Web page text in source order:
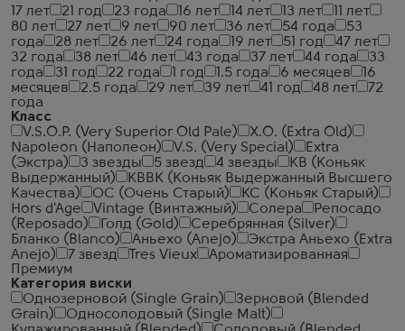
17 лет
21 год 23 года 16 лет 14 лет 13 лет
11 лет
80 лет
27 лет 9 лет 90 лет 36 лет 54 года
53
года
28 лет 26 лет 24 года 19 лет 51 год
47 лет
32 года
38 лет 46 лет 43 года 37 лет 44 года
33
года
31 год 22 года 1 год 1.5 года 6 месяцев
16
месяцев
2.5 года 29 лет 39 лет 41 год 48 лет
72
года
Класс
V.S.O.P. (Very Superior Old Pale)
X.O. (Extra Old)
Napoleon (Наполеон)
V.S. (Very Special)
Extra
(Экстра)
3 звезды 5 звезд 4 звезды
КВ (Коньяк
Выдержанный)
КВВК (Коньяк Выдержанный Высшего
Качества)
ОС (Очень Старый)
КС (Коньяк Старый)
Hors d'Age
Vintage (Винтажный) Солера
Репосадо
(Reposado)
Голд (Gold)
Серебрянная (Silver)
Бланко (Blanco)
Аньехо (Anejo)
Экстра Аньехо (Extra
Anejo)
7 звезд Tres Vieux
Ароматизированная
Премиум
Категория виски
Однозерновой (Single Grain)
Зерновой (Blended
Grain)
Односолодовый (Single Malt)